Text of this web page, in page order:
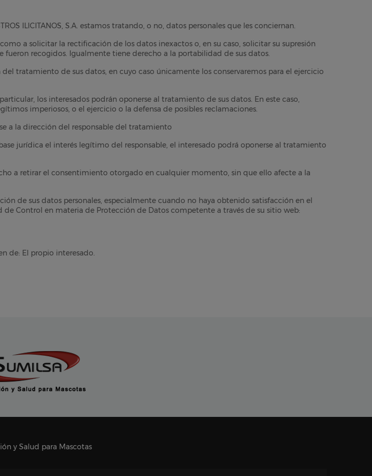
ILICITANOS, S.A. estamos tratando, o no, datos personales que les conciernan.
a solicitar la rectificación de los datos inexactos o, en su caso, solicitar su supresión
fueron recogidos. Igualmente tiene derecho a la portabilidad de sus datos.
tratamiento de sus datos, en cuyo caso únicamente los conservaremos para el ejercicio
los interesados podrán oponerse al tratamiento de sus datos. En este caso,
imperiosos, o el ejercicio o la defensa de posibles reclamaciones.
a la dirección del responsable del tratamiento
jurídica el interés legítimo del responsable, el interesado podrá oponerse al tratamiento
a retirar el consentimiento otorgado en cualquier momento, sin que ello afecte a la
de sus datos personales, especialmente cuando no haya obtenido satisfacción en el
Control en materia de Protección de Datos competente a través de su sitio web:
de: El propio interesado.
y Salud para Mascotas